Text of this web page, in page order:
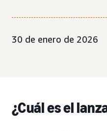
30 de enero de 2026
¿Cuál es el